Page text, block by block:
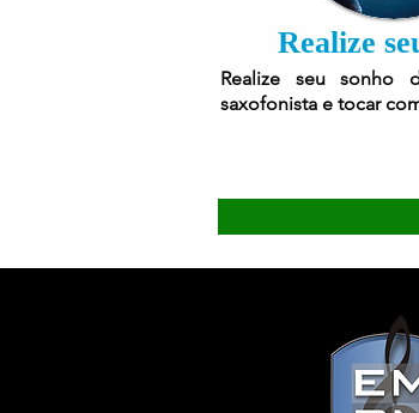
Realize
Realize seu sonho
saxofonista e tocar